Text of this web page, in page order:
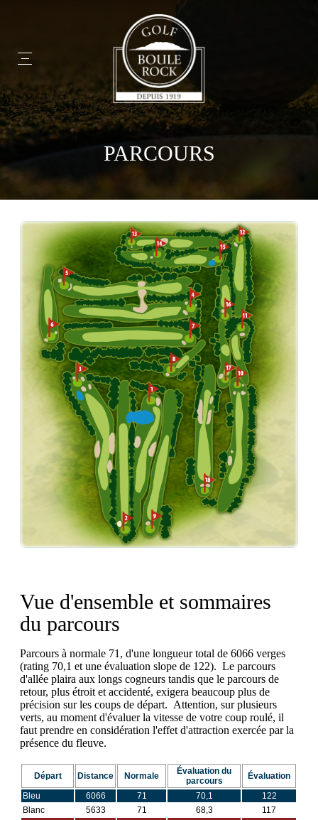
PARCOURS
Vue d'ensemble et sommaires
du parcours
Parcours à normale 71, d'une longueur total de 6066 verges
(rating 70,1 et une évaluation slope de 122). Le parcours
d'allée plaira aux longs cogneurs tandis que le parcours de
retour, plus étroit et accidenté, exigera beaucoup plus de
précision sur les coups de départ. Attention, sur plusieurs
verts, au moment d'évaluer la vitesse de votre coup roulé, il
faut prendre en considération l'effet d'attraction exercée par la
présence du fleuve.
Départ Distance Normale
Évaluation du
parcours
Évaluation
Bleu
6066 71 70,1
122
Blanc
5633 71 68,3
117